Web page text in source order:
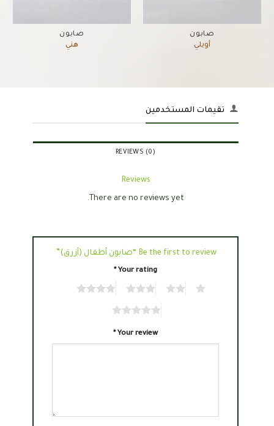
صابون
أويلي
صابون
هني
تقيمات المستخدمين
REVIEWS (0)
Reviews
There are no reviews yet.
Be the first to review “صابون أطفال (أزرق)”
Your rating
*
Your review
*